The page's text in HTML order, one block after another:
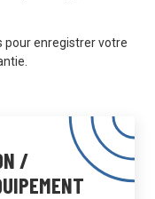
pour enregistrer votre
/